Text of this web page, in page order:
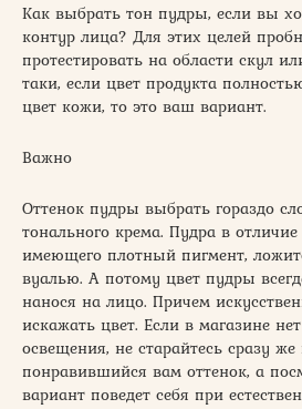
Как выбрать тон пудры, если вы
контур лица? Для этих целей
протестировать на области скул
таки, если цвет продукта
цвет кожи, то это ваш вариант.
Важно
Оттенок пудры выбрать гораздо
тонального крема. Пудра в
имеющего плотный пигмент,
вуалью. А потому цвет пудры
нанося на лицо. Причем
искажать цвет. Если в магазине
освещения, не старайтесь сразу
понравившийся вам оттенок, а
вариант поведет себя при